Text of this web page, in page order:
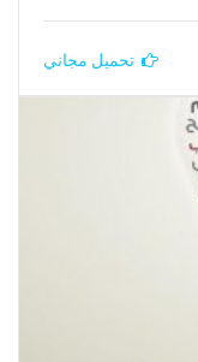
تحميل مجاني